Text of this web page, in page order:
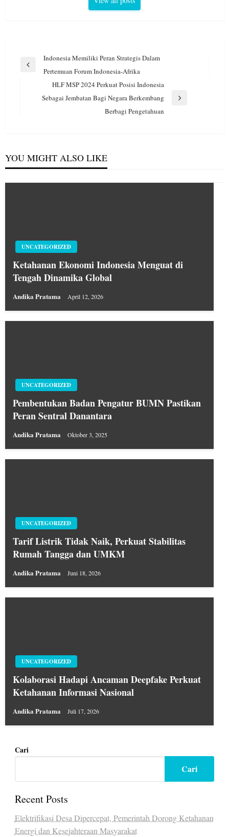
Navigasi
Previous
Indonesia Memiliki Peran Strategis Dalam
Pertemuan Forum Indonesia-Afrika
HLF MSP 2024 Perkuat Posisi Indonesia
Sebagai Jembatan Bagi Negara Berkembang
Berbagi Pengetahuan
YOU MIGHT ALSO LIKE
UNCATEGORIZED
Ketahanan Ekonomi Indonesia Menguat di
Tengah Dinamika Global
Andika Pratama April 12, 2026
UNCATEGORIZED
Pembentukan Badan Pengatur BUMN Pastikan
Peran Sentral Danantara
Andika Pratama Oktober 3, 2025
UNCATEGORIZED
Tarif Listrik Tidak Naik, Perkuat Stabilitas
Rumah Tangga dan UMKM
Andika Pratama Juni 18, 2026
UNCATEGORIZED
Kolaborasi Hadapi Ancaman Deepfake Perkuat
Ketahanan Informasi Nasional
Andika Pratama Juli 17, 2026
Cari
Cari
Recent Posts
Elektrifikasi Desa Dipercepat, Pemerintah Dorong Ketahanan
Energi dan Kesejahteraan Masyarakat